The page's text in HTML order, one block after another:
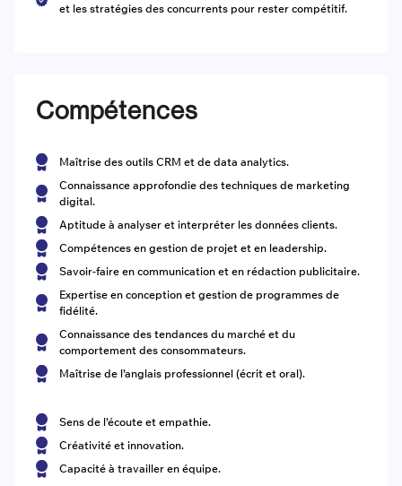
et les stratégies des concurrents pour rester compétitif.
Compétences
Maîtrise des outils CRM et de data analytics.
Connaissance approfondie des techniques de marketing
digital.
Aptitude à analyser et interpréter les données clients.
Compétences en gestion de projet et en leadership.
Savoir-faire en communication et en rédaction publicitaire.
Expertise en conception et gestion de programmes de
fidélité.
Connaissance des tendances du marché et du
comportement des consommateurs.
Maîtrise de l’anglais professionnel (écrit et oral).
Sens de l’écoute et empathie.
Créativité et innovation.
Capacité à travailler en équipe.